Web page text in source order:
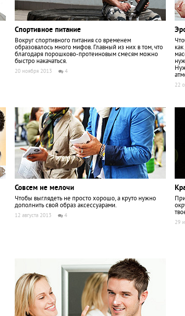
Спортивное питание
Вокруг спортивного питания со временем
образовалось много мифов. Главный из них в том, что
благодаря порошково-протеиновым смесям можно
быстро накачаться.
20 ноября 2013 4
22
Совсем не мелочи
Чтобы выглядеть не просто хорошо, а круто нужно
дополнить свой образ аксессуарами.
12 августа 2013 4
29